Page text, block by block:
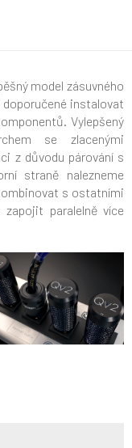
model zásuvného
doporučené instalovat
Vylepšený
se zlacenými
z důvodu párování s
straně nalezneme
s ostatními
paralelně více